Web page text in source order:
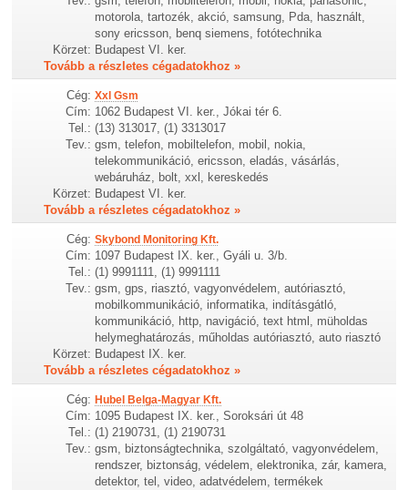
motorola, tartozék, akció, samsung, Pda, használt,
sony ericsson, benq siemens, fotótechnika
Körzet: Budapest VI. ker.
Tovább a részletes cégadatokhoz »
Cég: Xxl Gsm
Cím: 1062 Budapest VI. ker., Jókai tér 6.
Tel.: (13) 313017, (1) 3313017
Tev.: gsm, telefon, mobiltelefon, mobil, nokia,
telekommunikáció, ericsson, eladás, vásárlás,
webáruház, bolt, xxl, kereskedés
Körzet: Budapest VI. ker.
Tovább a részletes cégadatokhoz »
Cég: Skybond Monitoring Kft.
Cím: 1097 Budapest IX. ker., Gyáli u. 3/b.
Tel.: (1) 9991111, (1) 9991111
Tev.: gsm, gps, riasztó, vagyonvédelem, autóriasztó,
mobilkommunikáció, informatika, indításgátló,
kommunikáció, http, navigáció, text html, müholdas
helymeghatározás, műholdas autóriasztó, auto riasztó
Körzet: Budapest IX. ker.
Tovább a részletes cégadatokhoz »
Cég: Hubel Belga-Magyar Kft.
Cím: 1095 Budapest IX. ker., Soroksári út 48
Tel.: (1) 2190731, (1) 2190731
Tev.: gsm, biztonságtechnika, szolgáltató, vagyonvédelem,
rendszer, biztonság, védelem, elektronika, zár, kamera,
detektor, tel, video, adatvédelem, termékek